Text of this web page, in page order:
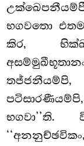
භගවතො
කිර,